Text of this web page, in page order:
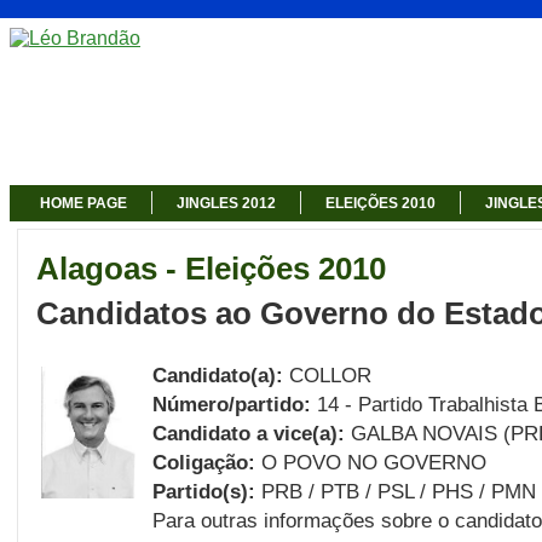
HOME PAGE JINGLES 2012 ELEIÇÕES 2010
Alagoas - Eleições 2010
Candidatos ao Governo do
Candidato(a): COLLOR
Número/partido: 14 - Partido Trabalhista
Candidato a vice(a): GALBA NOVAIS
Coligação: O POVO NO GOVERNO
Partido(s): PRB / PTB / PSL / PHS / PMN
Para outras informações sobre o